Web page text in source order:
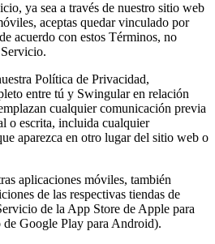
ya sea a través de nuestro sitio web
aceptas quedar vinculado por
acuerdo con estos Términos, no
Política de Privacidad,
entre tú y Swingular en relación
cualquier comunicación previa
o escrita, incluida cualquier
aparezca en otro lugar del sitio web o
aplicaciones móviles, también
de las respectivas tiendas de
de la App Store de Apple para
Google Play para Android).